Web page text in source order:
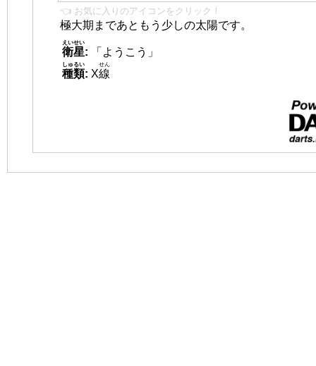
👈 お気に入りのアイコンをクリック！
極大期まであともう少しの太陽です。
衛星
えいせい
:
「ようこう」
種類
しゅるい
: X線
せん